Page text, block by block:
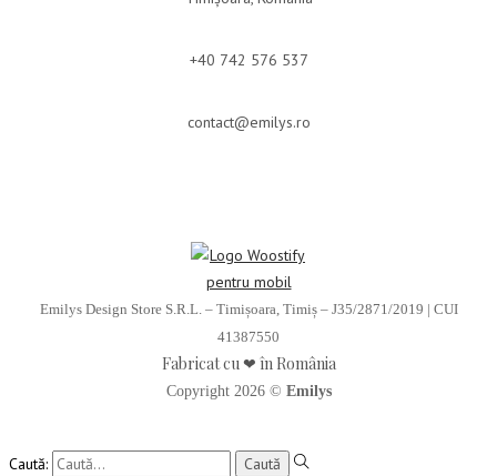
+40 742 576 537
contact@emilys.ro
Emilys Design Store S.R.L. – Timișoara, Timiș – J35/2871/2019 | CUI
41387550
Fabricat cu ❤ în România
Copyright 2026 © Emilys
Caută: